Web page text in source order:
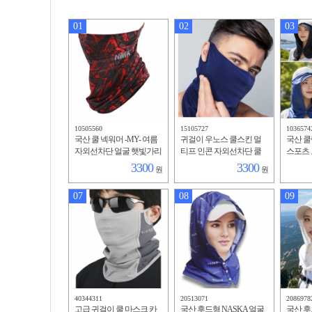
01
10505560
국산 쿨 넥워머 -MY- 여름
자외선차단 얼굴 햇빛가리
개 골프 스포츠마스크
3300 원
02
15105727
귀걸이 우노스 쿨스킨 멀
티프 인콘 자외선차단 쿨
넥워머 아이스 페이스 커
3300 원
03
국산
스포츠
07
40344311
고급 귀걸이 쿨 마스크 카
08
20513071
국산 후드형 NASKA 얼굴
09
국산